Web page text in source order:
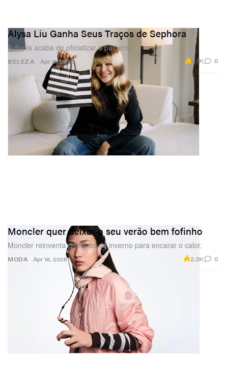
BELEZA
Alysa Liu Ganha Seus Traços de Sephora
A dupla acaba de oficializar a parceria.
Apr 16, 2026 2.1K 0
MODA
Moncler quer deixar o seu verão bem fofinho
Moncler reinventa clássicos de inverno para encarar o calor.
Apr 16, 2026 2.2K 0